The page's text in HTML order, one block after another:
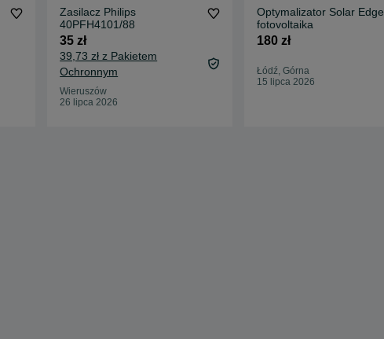
Zasilacz Philips
40PFH4101/88
35 zł
39,73 zł z Pakietem
Ochronnym
Wieruszów
26 lipca 2026
Optymalizator Solar Edge
fotovoltaika
180 zł
Łódź, Górna
15 lipca 2026